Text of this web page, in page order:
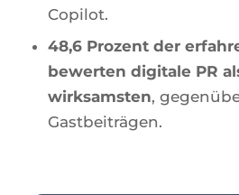
Copilot.
48,6 Prozent der
bewerten digitale PR
wirksamsten,
Gastbeiträgen.